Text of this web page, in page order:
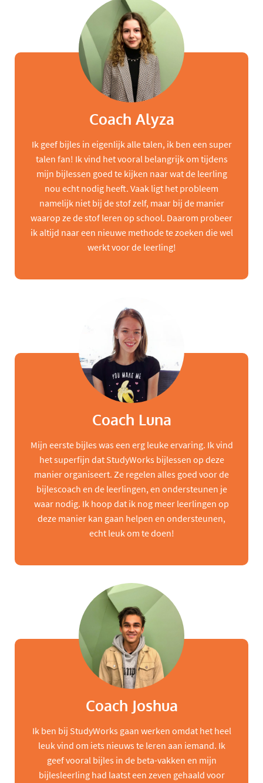
Coach Alyza
Ik geef bijles in eigenlijk alle talen, ik ben een super
talen fan! Ik vind het vooral belangrijk om tijdens
mijn bijlessen goed te kijken naar wat de leerling
nou echt nodig heeft. Vaak ligt het probleem
namelijk niet bij de stof zelf, maar bij de manier
waarop ze de stof leren op school. Daarom probeer
ik altijd naar een nieuwe methode te zoeken die wel
werkt voor de leerling!
Coach Luna
Mijn eerste bijles was een erg leuke ervaring. Ik vind
het superfijn dat StudyWorks bijlessen op deze
manier organiseert. Ze regelen alles goed voor de
bijlescoach en de leerlingen, en ondersteunen je
waar nodig. Ik hoop dat ik nog meer leerlingen op
deze manier kan gaan helpen en ondersteunen,
echt leuk om te doen!
Coach Joshua
Ik ben bij StudyWorks gaan werken omdat het heel
leuk vind om iets nieuws te leren aan iemand. Ik
geef vooral bijles in de beta-vakken en mijn
bijlesleerling had laatst een zeven gehaald voor